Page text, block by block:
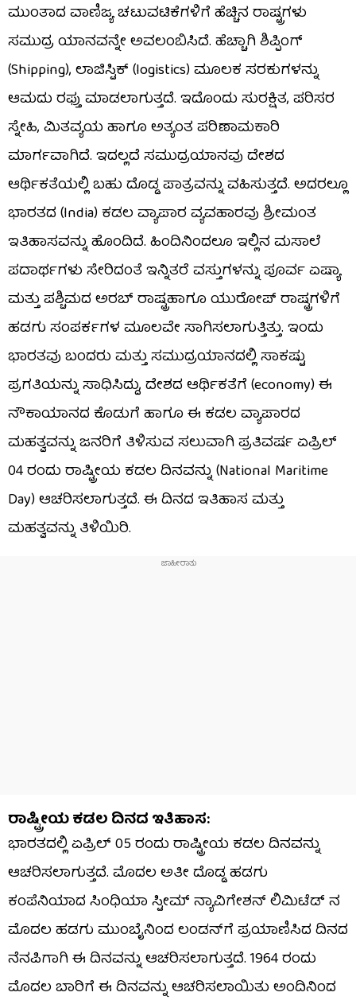
ಮುಂತಾದ ವಾಣಿಜ್ಯ ಚಟುವಟಿಕೆಗಳಿಗೆ ಹೆಚ್ಚಿನ ರಾಷ್ಟ್ರಗಳು
ಸಮುದ್ರ ಯಾನವನ್ನೇ ಅವಲಂಬಿಸಿದೆ. ಹೆಚ್ಚಾಗಿ ಶಿಪ್ಪಿಂಗ್‌
(Shipping), ಲಾಜಿಸ್ಟಿಕ್‌ (logistics) ಮೂಲಕ ಸರಕುಗಳನ್ನು
ಆಮದು ರಫ್ತು ಮಾಡಲಾಗುತ್ತದೆ. ಇದೊಂದು ಸುರಕ್ಷಿತ, ಪರಿಸರ
ಸ್ನೇಹಿ, ಮಿತವ್ಯಯ ಹಾಗೂ ಅತ್ಯಂತ ಪರಿಣಾಮಕಾರಿ
ಮಾರ್ಗವಾಗಿದೆ. ಇದಲ್ಲದೆ ಸಮುದ್ರಯಾನವು ದೇಶದ
ಆರ್ಥಿಕತೆಯಲ್ಲಿ ಬಹು ದೊಡ್ಡ ಪಾತ್ರವನ್ನು ವಹಿಸುತ್ತದೆ. ಅದರಲ್ಲೂ
ಭಾರತದ (India) ಕಡಲ ವ್ಯಾಪಾರ ವ್ಯವಹಾರವು ಶ್ರೀಮಂತ
ಇತಿಹಾಸವನ್ನು ಹೊಂದಿದೆ. ಹಿಂದಿನಿಂದಲೂ ಇಲ್ಲಿನ ಮಸಾಲೆ
ಪದಾರ್ಥಗಳು ಸೇರಿದಂತೆ ಇನ್ನಿತರೆ ವಸ್ತುಗಳನ್ನು ಪೂರ್ವ ಏಷ್ಯಾ
ಮತ್ತು ಪಶ್ಚಿಮದ ಅರಬ್ ರಾಷ್ಟ್ರಹಾಗೂ ಯುರೋಪ್‌ ರಾಷ್ಟ್ರಗಳಿಗೆ
ಹಡಗು ಸಂಪರ್ಕಗಳ ಮೂಲವೇ ಸಾಗಿಸಲಾಗುತ್ತಿತ್ತು. ಇಂದು
ಭಾರತವು ಬಂದರು ಮತ್ತು ಸಮುದ್ರಯಾನದಲ್ಲಿ ಸಾಕಷ್ಟು
ಪ್ರಗತಿಯನ್ನು ಸಾಧಿಸಿದ್ದು, ದೇಶದ ಆರ್ಥಿಕತೆಗೆ (economy) ಈ
ನೌಕಾಯಾನದ ಕೊಡುಗೆ ಹಾಗೂ ಈ ಕಡಲ ವ್ಯಾಪಾರದ
ಮಹತ್ವವನ್ನು ಜನರಿಗೆ ತಿಳಿಸುವ ಸಲುವಾಗಿ ಪ್ರತಿವರ್ಷ ಏಪ್ರಿಲ್‌
04 ರಂದು ರಾಷ್ಟ್ರೀಯ ಕಡಲ ದಿನವನ್ನು (National Maritime
Day) ಆಚರಿಸಲಾಗುತ್ತದೆ. ಈ ದಿನದ ಇತಿಹಾಸ ಮತ್ತು
ಮಹತ್ವವನ್ನು ತಿಳಿಯಿರಿ.
ರಾಷ್ಟ್ರೀಯ ಕಡಲ ದಿನದ ಇತಿಹಾಸ:
ಭಾರತದಲ್ಲಿ ಏಪ್ರಿಲ್‌ 05 ರಂದು ರಾಷ್ಟ್ರೀಯ ಕಡಲ ದಿನವನ್ನು
ಆಚರಿಸಲಾಗುತ್ತದೆ. ಮೊದಲ ಅತೀ ದೊಡ್ಡ ಹಡಗು
ಕಂಪೆನಿಯಾದ ಸಿಂಧಿಯಾ ಸ್ಟೀಮ್‌ ನ್ಯಾವಿಗೇಶನ್‌ ಲಿಮಿಟೆಡ್‌ ನ
ಮೊದಲ ಹಡಗು ಮುಂಬೈನಿಂದ ಲಂಡನ್‌ಗೆ ಪ್ರಯಾಣಿಸಿದ ದಿನದ
ನೆನಪಿಗಾಗಿ ಈ ದಿನವನ್ನು ಆಚರಿಸಲಾಗುತ್ತದೆ. 1964 ರಂದು
ಮೊದಲ ಬಾರಿಗೆ ಈ ದಿನವನ್ನು ಆಚರಿಸಲಾಯಿತು ಅಂದಿನಿಂದ